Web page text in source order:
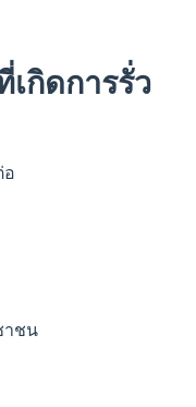
กิดการรั่ว
อ
าชน